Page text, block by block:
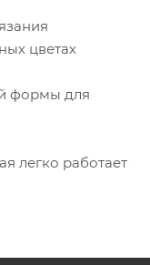
цветах
формы для
легко работает